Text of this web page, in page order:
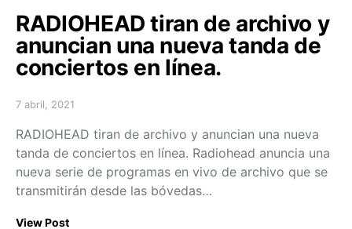
RADIOHEAD tiran de archivo y
anuncian una nueva tanda de
conciertos en línea.
Posted on
7 abril, 2021
RADIOHEAD tiran de archivo y anuncian una nueva
tanda de conciertos en línea. Radiohead anuncia una
nueva serie de programas en vivo de archivo que se
transmitirán desde las bóvedas…
View Post